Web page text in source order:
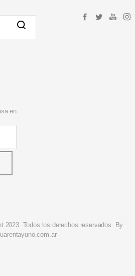
en
2023. Todos los derechos reservados. By